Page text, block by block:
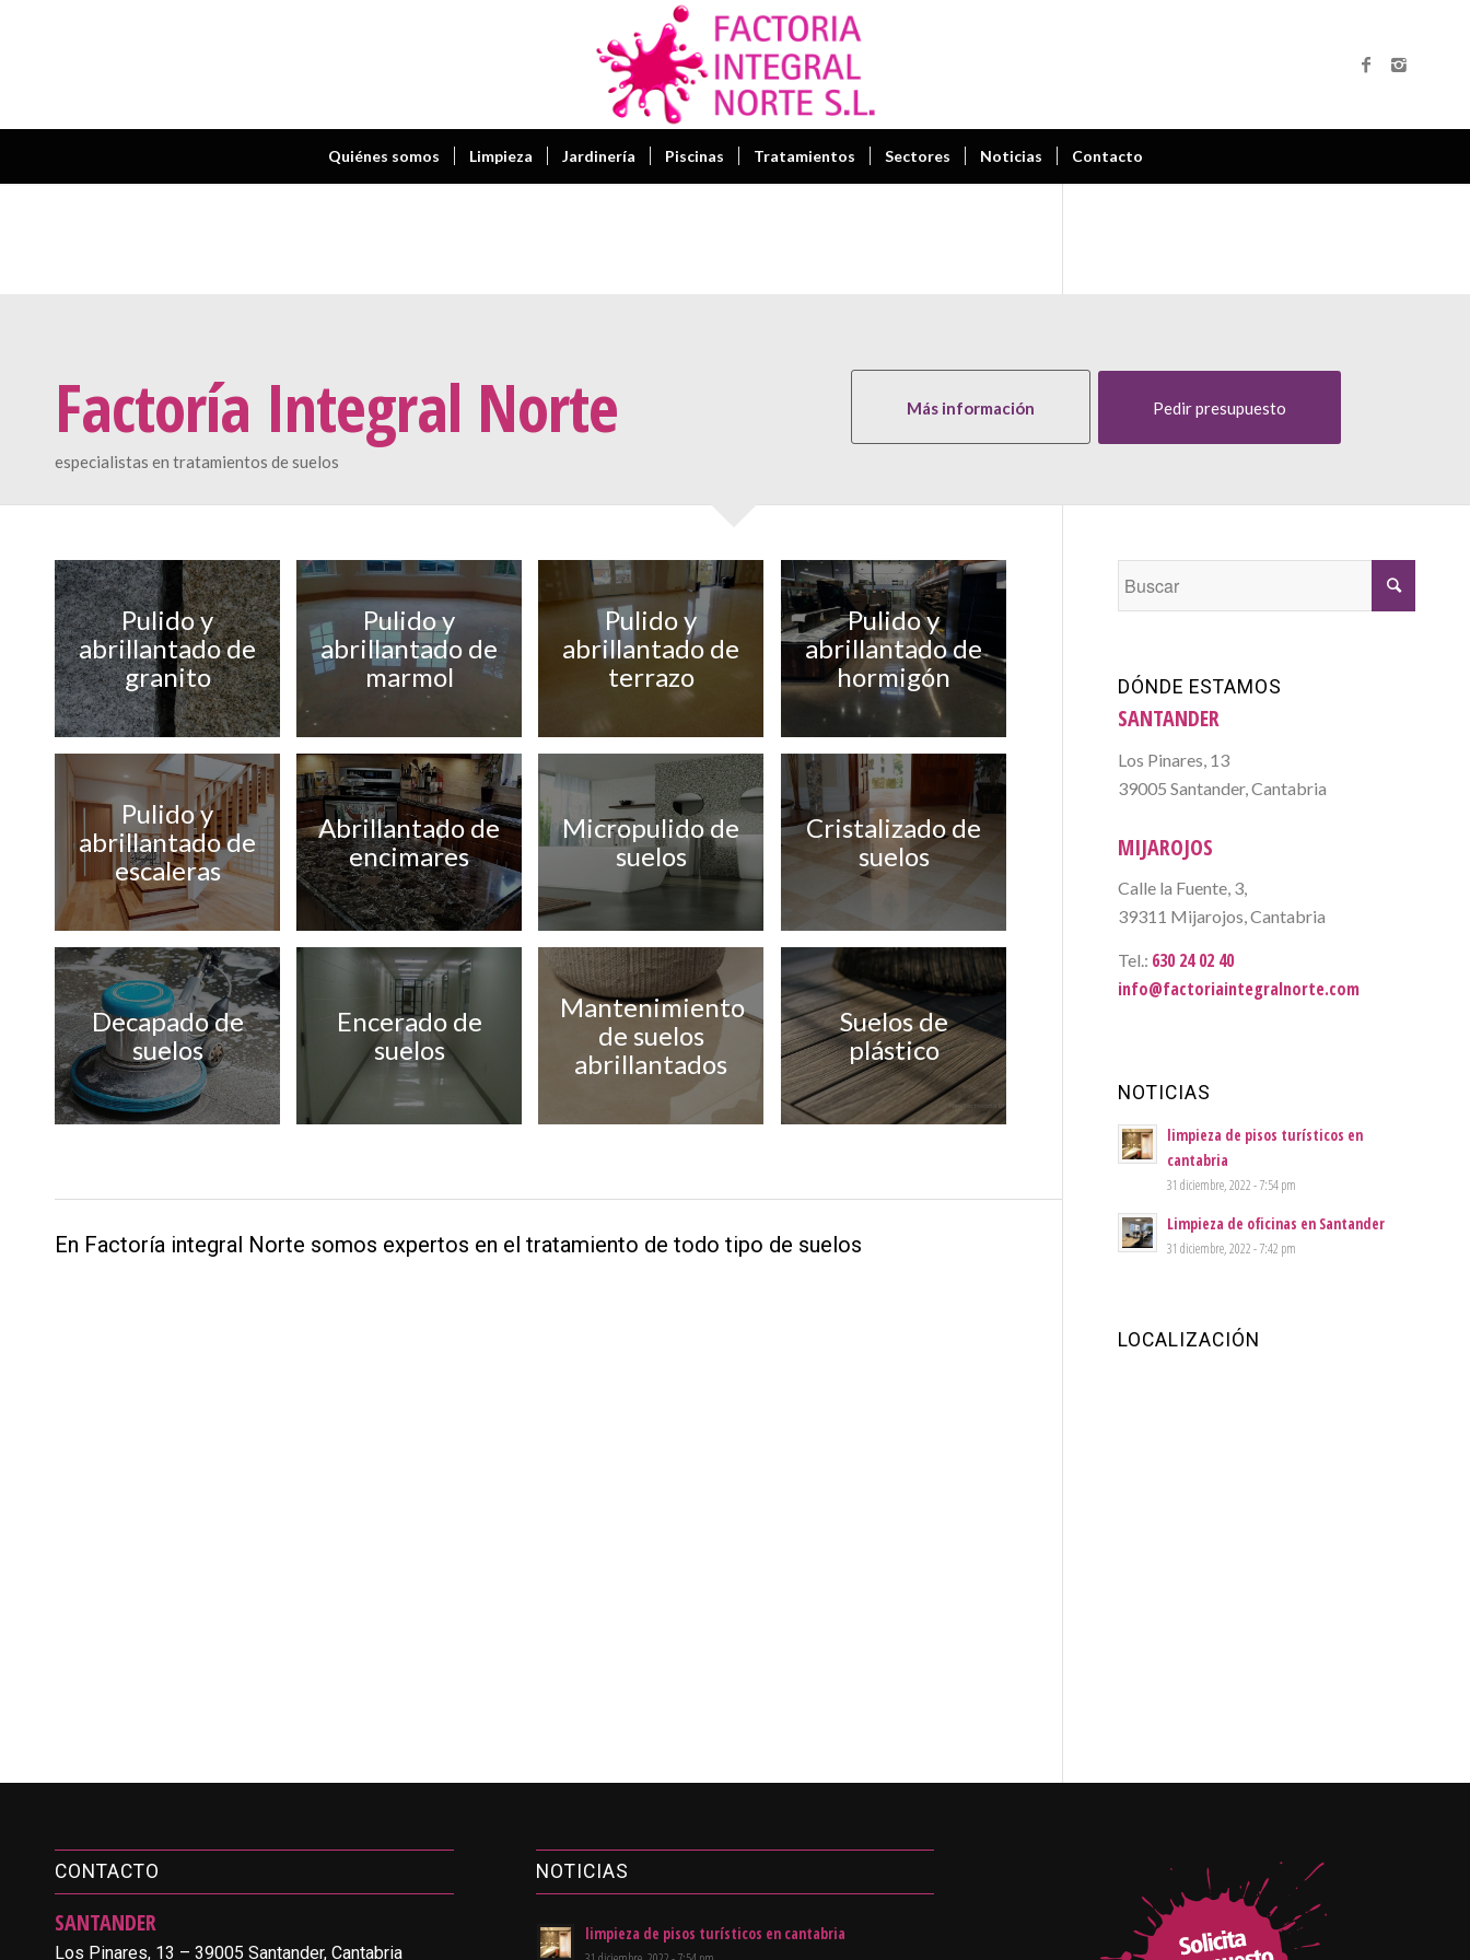
Quiénes somos Limpieza Jardinería Piscinas Tratamientos Sectores Noticias Contacto
Factoría Integral Norte
especialistas en tratamientos de suelos
Más información Pedir presupuesto
Pulido y
abrillantado de
granito
Pulido y
abrillantado de
marmol
Pulido y
abrillantado de
terrazo
Pulido y
abrillantado de
hormigón
Pulido y
abrillantado de
escaleras
Abrillantado de
encimares
Micropulido de
suelos
Cristalizado de
suelos
Decapado de
suelos
Encerado de
suelos
Mantenimiento
de suelos
abrillantados
Suelos de
plástico
En Factoría integral Norte somos expertos en el tratamiento de todo tipo de suelos
DÓNDE ESTAMOS
SANTANDER
Los Pinares, 13
39005 Santander, Cantabria
MIJAROJOS
Calle la Fuente, 3,
39311 Mijarojos, Cantabria
Tel.: 630 24 02 40
info@factoriaintegralnorte.com
NOTICIAS
limpieza de pisos turísticos en
cantabria
31 diciembre, 2022 - 7:54 pm
Limpieza de oficinas en Santander
31 diciembre, 2022 - 7:42 pm
LOCALIZACIÓN
CONTACTO
SANTANDER
Los Pinares, 13 – 39005 Santander, Cantabria
NOTICIAS
limpieza de pisos turísticos en cantabria